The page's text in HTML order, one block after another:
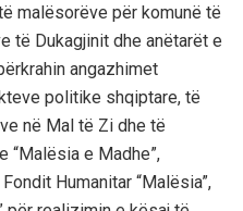
malësorëve për komunë të
të Dukagjinit dhe anëtarët e
angazhimet
politike shqiptare, të
në Mal të Zi dhe të
“Malësia e Madhe”,
Humanitar “Malësia”,